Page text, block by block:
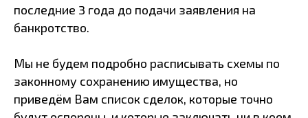
последние 3 года до подачи заявления на
банкротство.
Мы не будем подробно расписывать схемы по
законному сохранению имущества, но
приведём Вам список сделок, которые точно